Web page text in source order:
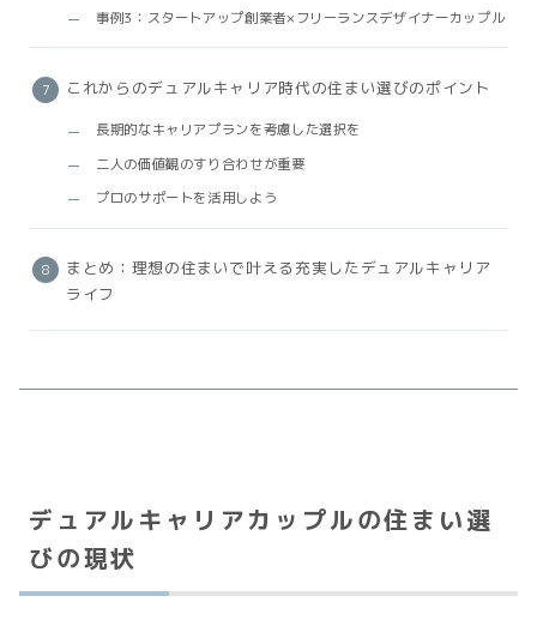
事例3：スタートアップ創業者×フリーランスデザイナーカップル
これからのデュアルキャリア時代の住まい選びのポイント
長期的なキャリアプランを考慮した選択を
二人の価値観のすり合わせが重要
プロのサポートを活用しよう
まとめ：理想の住まいで叶える充実したデュアルキャリア
ライフ
デュアルキャリアカップルの住まい選
びの現状